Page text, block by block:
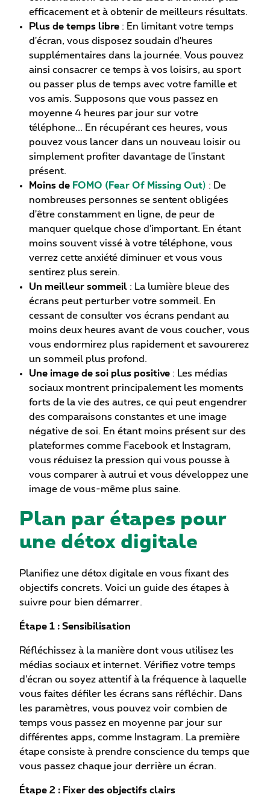
efficacement et à obtenir de meilleurs résultats.
Plus de temps libre : En limitant votre temps
d'écran, vous disposez soudain d'heures
supplémentaires dans la journée. Vous pouvez
ainsi consacrer ce temps à vos loisirs, au sport
ou passer plus de temps avec votre famille et
vos amis. Supposons que vous passez en
moyenne 4 heures par jour sur votre
téléphone... En récupérant ces heures, vous
pouvez vous lancer dans un nouveau loisir ou
simplement profiter davantage de l'instant
présent.
Moins de FOMO (Fear Of Missing Out) : De
nombreuses personnes se sentent obligées
d'être constamment en ligne, de peur de
manquer quelque chose d'important. En étant
moins souvent vissé à votre téléphone, vous
verrez cette anxiété diminuer et vous vous
sentirez plus serein.
Un meilleur sommeil : La lumière bleue des
écrans peut perturber votre sommeil. En
cessant de consulter vos écrans pendant au
moins deux heures avant de vous coucher, vous
vous endormirez plus rapidement et savourerez
un sommeil plus profond.
Une image de soi plus positive : Les médias
sociaux montrent principalement les moments
forts de la vie des autres, ce qui peut engendrer
des comparaisons constantes et une image
négative de soi. En étant moins présent sur des
plateformes comme Facebook et Instagram,
vous réduisez la pression qui vous pousse à
vous comparer à autrui et vous développez une
image de vous-même plus saine.
Plan par étapes pour
une détox digitale
Planifiez une détox digitale en vous fixant des
objectifs concrets. Voici un guide des étapes à
suivre pour bien démarrer.
Étape 1 : Sensibilisation
Réfléchissez à la manière dont vous utilisez les
médias sociaux et internet. Vérifiez votre temps
d'écran ou soyez attentif à la fréquence à laquelle
vous faites défiler les écrans sans réfléchir. Dans
les paramètres, vous pouvez voir combien de
temps vous passez en moyenne par jour sur
différentes apps, comme Instagram. La première
étape consiste à prendre conscience du temps que
vous passez chaque jour derrière un écran.
Étape 2 : Fixer des objectifs clairs